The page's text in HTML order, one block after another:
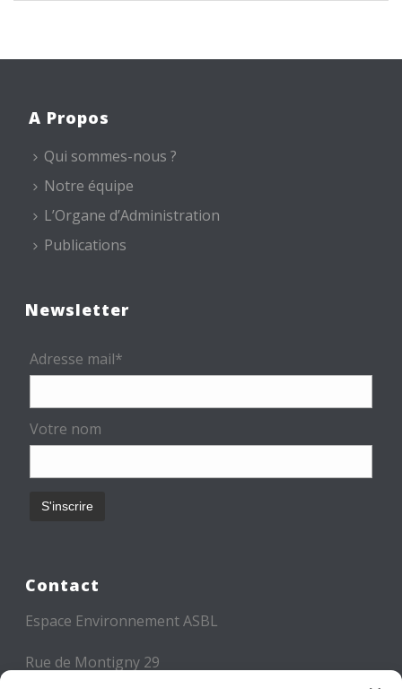
A Propos
Qui sommes-nous ?
Notre équipe
L’Organe d’Administration
Publications
Newsletter
Adresse mail*
Votre nom
Contact
Espace Environnement ASBL
Rue de Montigny 29